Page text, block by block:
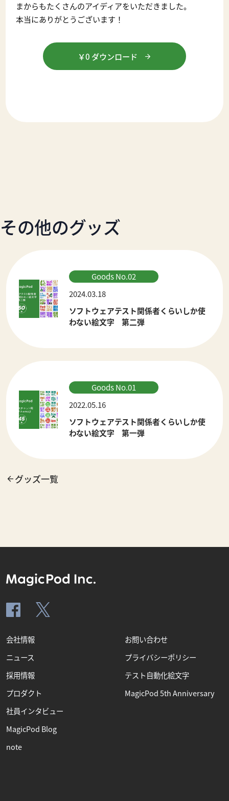
まからもたくさんのアイディアをいただきました。
本当にありがとうございます！
￥0 ダウンロード
その他のグッズ
Goods No.02
2024.03.18
ソフトウェアテスト関係者くらいしか使
わない絵文字 第二弾
Goods No.01
2022.05.16
ソフトウェアテスト関係者くらいしか使
わない絵文字 第一弾
グッズ一覧
会社情報
ニュース
採用情報
プロダクト
社員インタビュー
MagicPod Blog
note
お問い合わせ
プライバシーポリシー
テスト自動化絵文字
MagicPod 5th Anniversary